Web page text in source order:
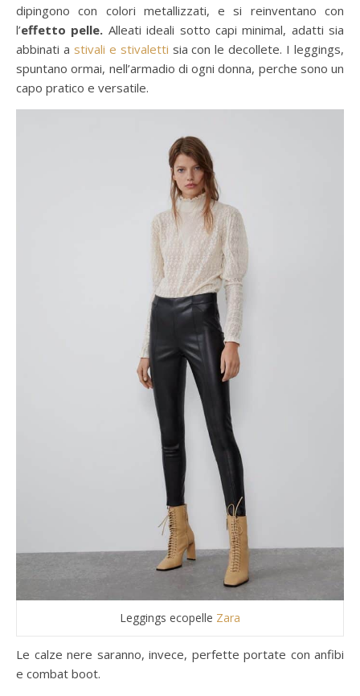
dipingono con colori metallizzati, e si reinventano con
l’effetto pelle. Alleati ideali sotto capi minimal, adatti sia
abbinati a stivali e stivaletti sia con le decollete. I leggings,
spuntano ormai, nell’armadio di ogni donna, perche sono un
capo pratico e versatile.
Leggings ecopelle Zara
Le calze nere saranno, invece, perfette portate con anfibi
e combat boot.